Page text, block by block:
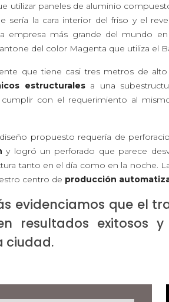
utilizar paneles de aluminio
sería la cara interior del friso y el
empresa más grande del mundo en
del color Magenta que utiliza el
que tiene casi tres metros de
estructuralesa una
cumplir con el requerimiento al
propuesto requería de
y logró un perforado que parece
tanto en el día como en la noche.
centro de producción
evidenciamos que el
resultados exitosos
ciudad.